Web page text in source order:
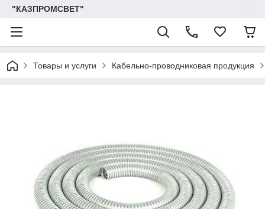
"КАЗПРОМСВЕТ"
Товары и услуги Кабельно-проводниковая продукция